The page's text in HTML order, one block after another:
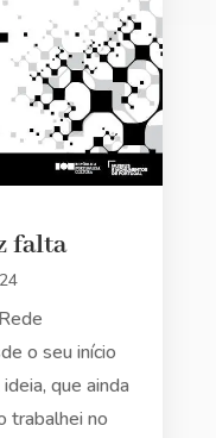
falta
o seu início
que ainda
trabalhei no